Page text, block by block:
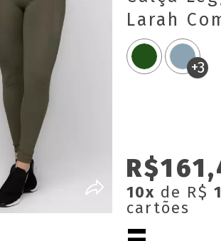
+3
Larah
Keep
10x de R$
cartões